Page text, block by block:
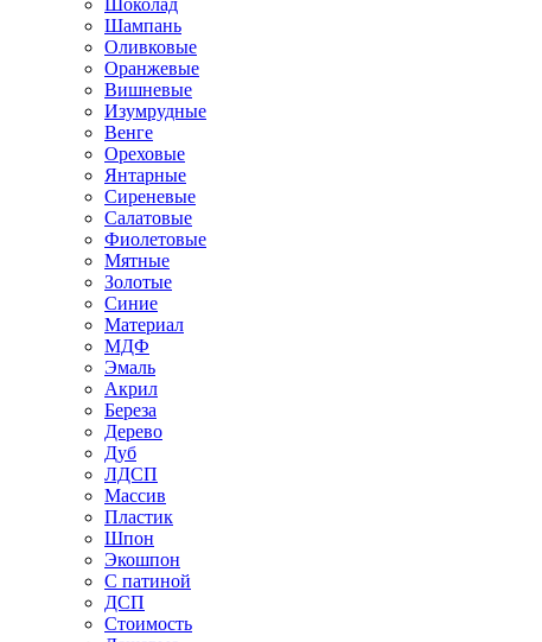
Шампань
Оливковые
Оранжевые
Вишневые
Изумрудные
Венге
Ореховые
Янтарные
Сиреневые
Салатовые
Фиолетовые
Мятные
Золотые
Синие
Материал
МДФ
Эмаль
Акрил
Береза
Дерево
Дуб
ЛДСП
Массив
Пластик
Шпон
Экошпон
С патиной
ДСП
Стоимость